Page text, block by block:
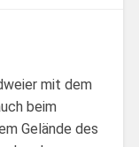
mit dem
beim
Gelände des